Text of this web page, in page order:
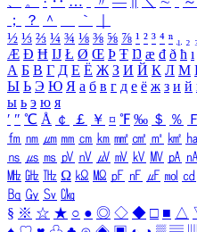
；
？ ＾ ｀
½ ⅓ ⅔ ¼ ¾ ⅛ ⅜ ⅝ ⅞ ¹ ² ³ ⁴ ⁿ ₁ ₂
Æ Ð Ħ Ĳ Ł Ø Œ Þ Ŧ Ŋ æ đ ð ħ ı
А Б В Г Д Е Ё Ж З И Й К Л М
Ы Ь Э Ю Я а б в г д е ё ж з и й
ы ь э ю я
′ ″ ℃ Å ￠ ￡ ￥ ¤ ℉ ‰ ＄ ％ Ｆ
㎙ ㎚ ㎛ ㎜ ㎝ ㎞ ㎟ ㎠ ㎡ ㎢ ㏊
㎱ ㎲ ㎳ ㎴ ㎵ ㎶ ㎷ ㎸ ㎹ ㎀ ㎁
㎒ ㎓ ㎔ Ω ㏀ ㏁ ㎊ ㎋ ㎌ ㏖ ㏅
㏃ ㏉ ㏜ ㏆
§ ※ ☆ ★ ○ ● ◎ ◇ ◆ □ ■ △